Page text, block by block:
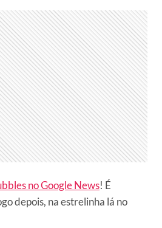
no Google News! É
depois, na estrelinha lá no